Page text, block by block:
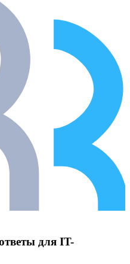
для IT-